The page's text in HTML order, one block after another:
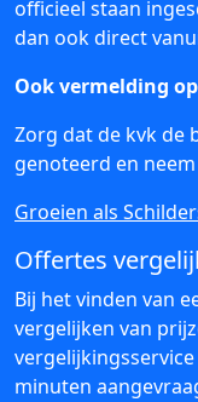
officieel staan
dan ook direct
Ook vermelding
Zorg dat de kvk de
genoteerd en
Groeien als
Offertes
Bij het vinden van
vergelijken van
minuten